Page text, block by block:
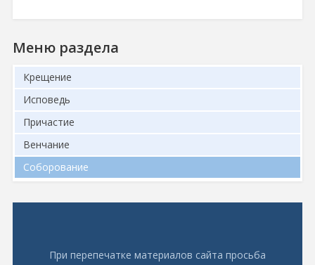
Меню раздела
Крещение
Исповедь
Причастие
Венчание
Соборование
При перепечатке материалов сайта просьба